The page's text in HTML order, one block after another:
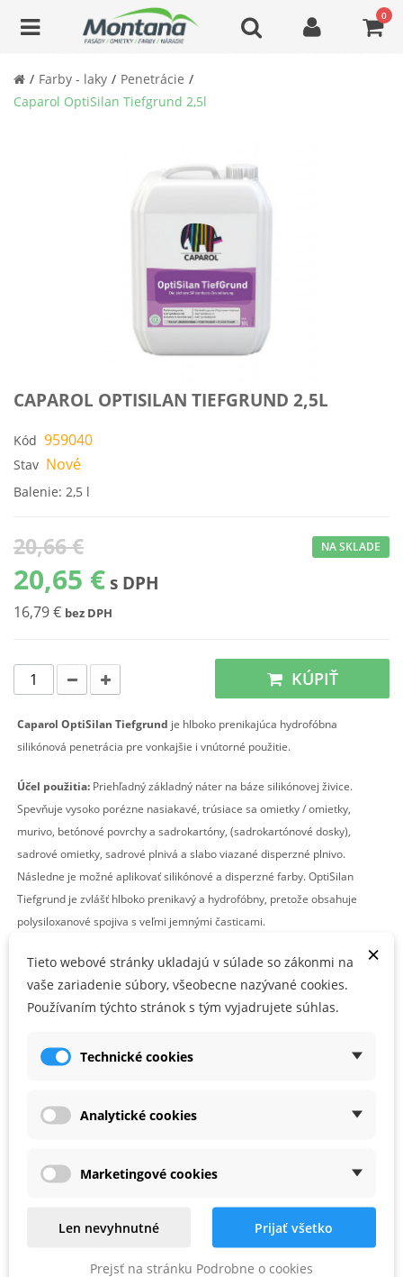
0
Farby - laky
Penetrácie
Caparol OptiSilan Tiefgrund 2,5l
CAPAROL OPTISILAN TIEFGRUND 2,5L
Kód 959040
Stav Nové
Balenie: 2,5 l
20,66 €
20,65 € s DPH
16,79 € bez DPH
NA SKLADE
KÚPIŤ
Caparol OptiSilan Tiefgrund je hlboko prenikajúca hydrofóbna
silikónová penetrácia pre vonkajšie i vnútorné použitie.
Účel použitia: Priehľadný základný náter na báze silikónovej živice.
Spevňuje vysoko porézne nasiakavé, trúsiace sa omietky / omietky,
murivo, betónové povrchy a sadrokartóny, (sadrokartónové dosky),
sadrové omietky, sadrové plnivá a slabo viazané disperzné plnivo.
Následne je možné aplikovať silikónové a disperzné farby. OptiSilan
Tiefgrund je zvlášť hlboko prenikavý a hydrofóbny, pretože obsahuje
polysiloxanové spojiva s veľmi jemnými časticami.
Vlastnosti:
Hlboko prenikajúci účinok vďaka polysiloxanhydrosolu
Veľmi dobre spevňujúce vlastnosti
Ideálny pre ThermoSan NQG, AmphiSilan, Muresko
PREVZIAŤ
×
Tieto webové stránky ukladajú v súlade so zákonmi na
vaše zariadenie súbory, všeobecne nazývané cookies.
Používaním týchto stránok s tým vyjadrujete súhlas.
Technické cookies
Analytické cookies
Marketingové cookies
Len nevyhnutné Prijať všetko
Prejsť na stránku Podrobne o cookies